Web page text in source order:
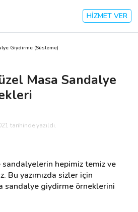
HİZMET VER
Giydirme (Süsleme)
Masa Sandalye
tarihinde yazıldı.
hepimiz temiz ve
Bu yazımızda sizler için
sandalye giydirme örneklerini